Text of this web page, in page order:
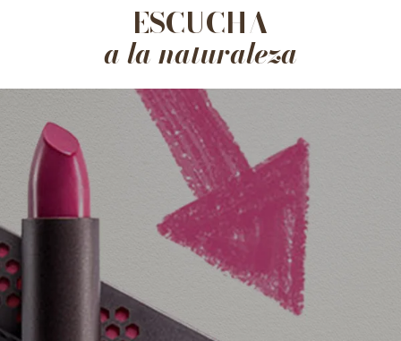
ESCUCHA
a la naturaleza